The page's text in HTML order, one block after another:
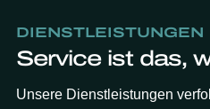
DIENSTLEISTUNGEN
Service ist das,
Unsere Dienstleistungen